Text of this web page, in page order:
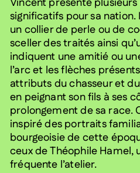
significatifs pour sa
un collier de perle ou de
sceller des traités ainsi
indiquent une amitié ou
l’arc et les flèches
attributs du chasseur et
en peignant son fils à ses
prolongement de sa
inspiré des portraits
bourgeoisie de cette
ceux de Théophile Hamel,
fréquente l’atelier.